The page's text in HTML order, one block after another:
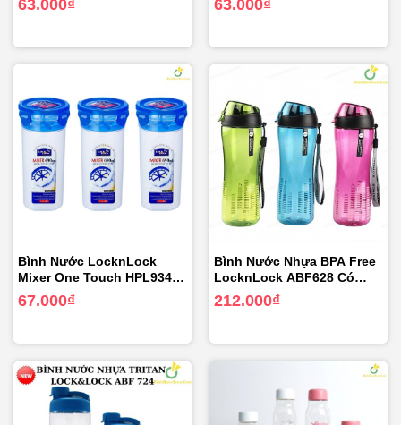
63.000₫ 63.000₫
Bình Nước LocknLock
Mixer One Touch HPL934H
(690ml)
67.000₫
Bình Nước Nhựa BPA Free
LocknLock ABF628 Có
Ống Hút
212.000₫